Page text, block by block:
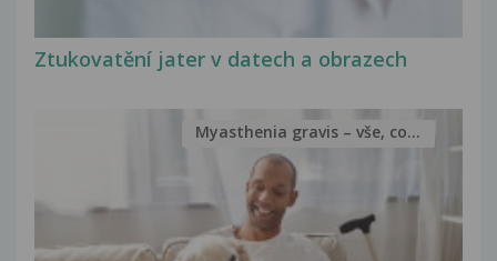
Ztukovatění jater v datech a obrazech
Myasthenia gravis – vše, co...